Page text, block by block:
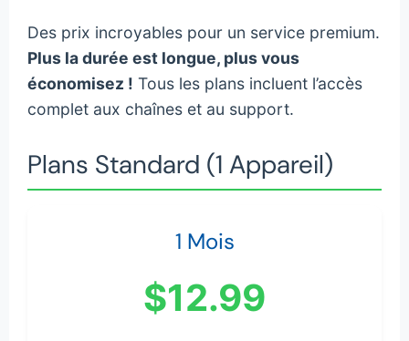
Des prix incroyables pour un service premium.
Plus la durée est longue, plus vous
économisez ! Tous les plans incluent l’accès
complet aux chaînes et au support.
Plans Standard (1 Appareil)
1 Mois
$12.99